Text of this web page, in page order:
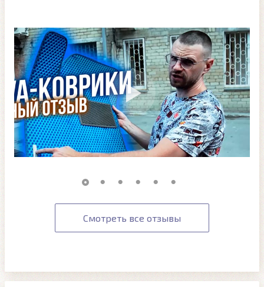
Смотреть все отзывы